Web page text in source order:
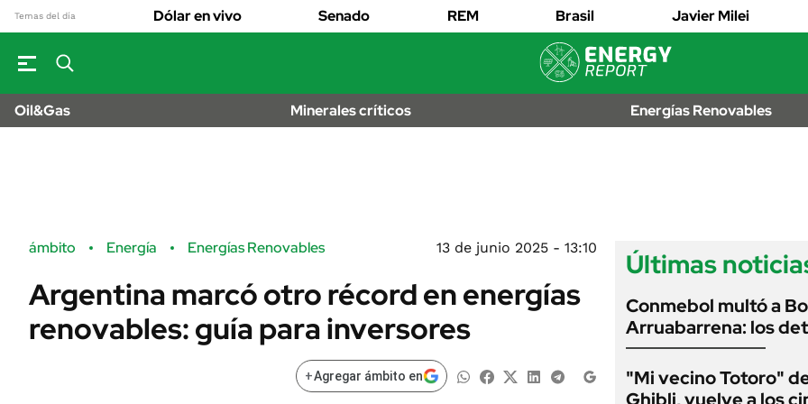
Temas del día Dólar en vivo Senado REM Brasil Javier Milei
Banco de Datos
FINANZAS
Dólar
Real Estate
Sustentabilidad
ENERGY REPORT
POLÍTICA
OPINIÓN
ESPECTÁCULOS
EDICTOS
Oil&Gas Minerales críticos Energías Renovables
ámbito Energía Energías Renovables 13 de junio 2025 - 13:10
Argentina marcó otro récord en energías
renovables: guía para inversores
+Agregar ámbito en
Últimas
Conmebol multó a
Arruabarrena: los
"Mi vecino Totoro"